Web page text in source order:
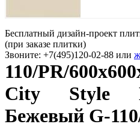
Бесплатный дизайн-проект
(при заказе плитки)
Звоните: +7(495)120-02-88 или
110/PR/
City Style
Бежевый G-